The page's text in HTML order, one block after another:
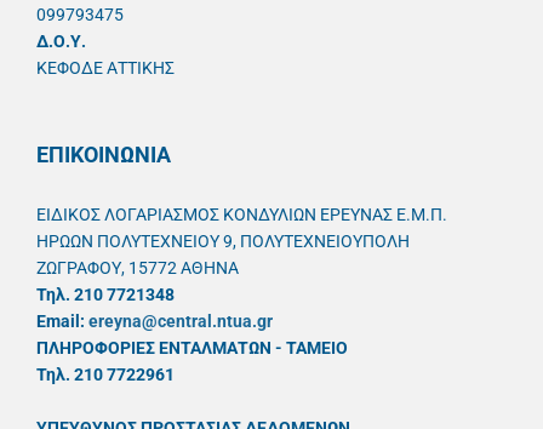
099793475
Δ.Ο.Υ.
ΚΕΦΟΔΕ ΑΤΤΙΚΗΣ
ΕΠΙΚΟΙΝΩΝΙΑ
ΕΙΔΙΚΟΣ ΛΟΓΑΡΙΑΣΜΟΣ ΚΟΝΔΥΛΙΩΝ ΕΡΕΥΝΑΣ Ε.Μ.Π.
ΗΡΩΩΝ ΠΟΛΥΤΕΧΝΕΙΟΥ 9, ΠΟΛΥΤΕΧΝΕΙΟΥΠΟΛΗ
ΖΩΓΡΑΦΟΥ, 15772 ΑΘΗΝΑ
Τηλ. 210 7721348
Email: ereyna@central.ntua.gr
ΠΛΗΡΟΦΟΡΙΕΣ ΕΝΤΑΛΜΑΤΩΝ - ΤΑΜΕΙΟ
Τηλ. 210 7722961